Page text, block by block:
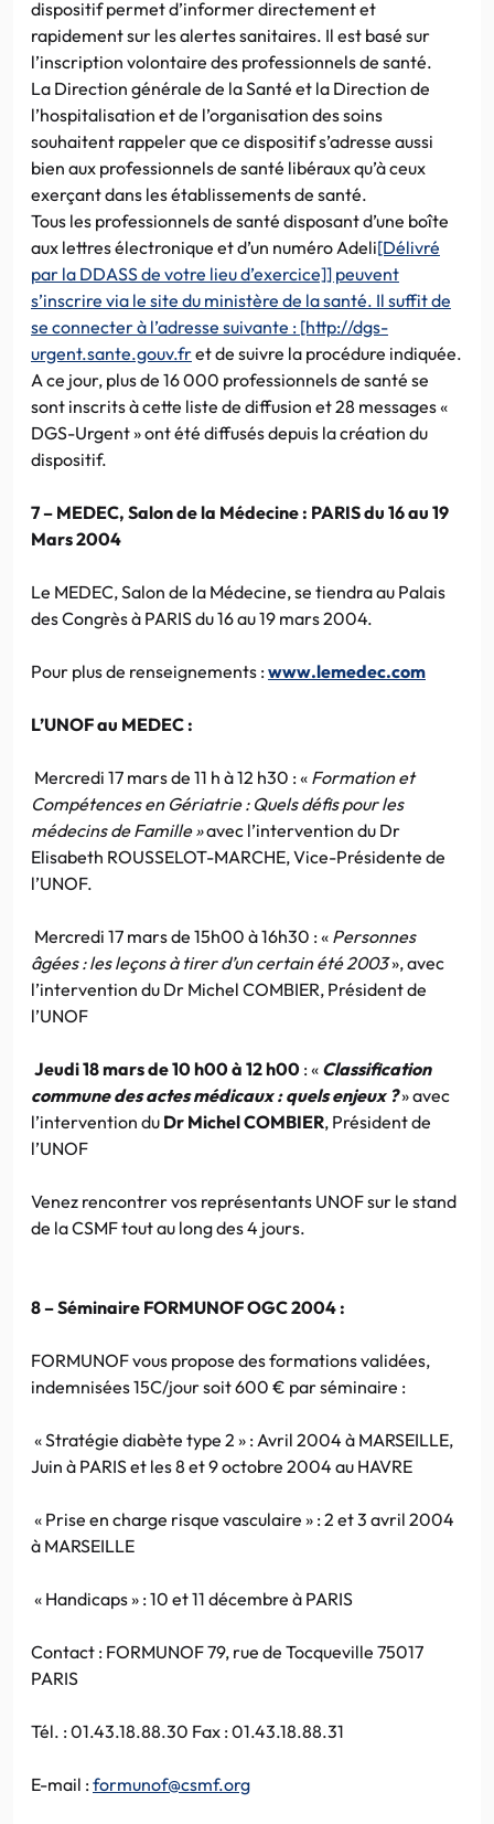
dispositif permet d’informer directement et
rapidement sur les alertes sanitaires. Il est basé sur
l’inscription volontaire des professionnels de santé.
La Direction générale de la Santé et la Direction de
l’hospitalisation et de l’organisation des soins
souhaitent rappeler que ce dispositif s’adresse aussi
bien aux professionnels de santé libéraux qu’à ceux
exerçant dans les établissements de santé.
Tous les professionnels de santé disposant d’une boîte
aux lettres électronique et d’un numéro Adeli[Délivré
par la DDASS de votre lieu d’exercice]] peuvent
s’inscrire via le site du ministère de la santé. Il suffit de
se connecter à l’adresse suivante : [http://dgs-
urgent.sante.gouv.fret de suivre la procédure indiquée.
A ce jour, plus de 16 000 professionnels de santé se
sont inscrits à cette liste de diffusion et 28 messages «
DGS-Urgent » ont été diffusés depuis la création du
dispositif.
7 – MEDEC, Salon de la Médecine : PARIS du 16 au 19
Mars 2004
Le MEDEC, Salon de la Médecine, se tiendra au Palais
des Congrès à PARIS du 16 au 19 mars 2004.
Pour plus de renseignements :www.lemedec.com
L’UNOF au MEDEC :
Mercredi 17 mars de 11 h à 12 h30 : « Formation et
Compétences en Gériatrie : Quels défis pour les
médecins de Famille »avec l’intervention du Dr
Elisabeth ROUSSELOT-MARCHE, Vice-Présidente de
l’UNOF.
Mercredi 17 mars de 15h00 à 16h30 : « Personnes
âgées : les leçons à tirer d’un certain été 2003», avec
l’intervention du Dr Michel COMBIER, Président de
l’UNOF
Jeudi 18 mars de 10 h00 à 12h00 : « Classification
commune des actes médicaux : quels enjeux ?» avec
l’intervention du Dr Michel COMBIER, Président de
l’UNOF
Venez rencontrer vos représentants UNOF sur le stand
de la CSMF tout au long des 4 jours.
8 – Séminaire FORMUNOF OGC 2004 :
FORMUNOF vous propose des formations validées,
indemnisées 15C/jour soit 600 € par séminaire :
« Stratégie diabète type 2 » : Avril 2004 à MARSEILLE,
Juin à PARIS et les 8 et 9 octobre 2004 au HAVRE
« Prise en charge risque vasculaire » : 2 et 3 avril 2004
à MARSEILLE
« Handicaps » : 10 et 11 décembre à PARIS
Contact : FORMUNOF 79, rue de Tocqueville 75017
PARIS
Tél. : 01.43.18.88.30 Fax : 01.43.18.88.31
E-mail :formunof@csmf.org